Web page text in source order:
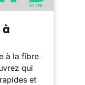
à la fibre
qui
et